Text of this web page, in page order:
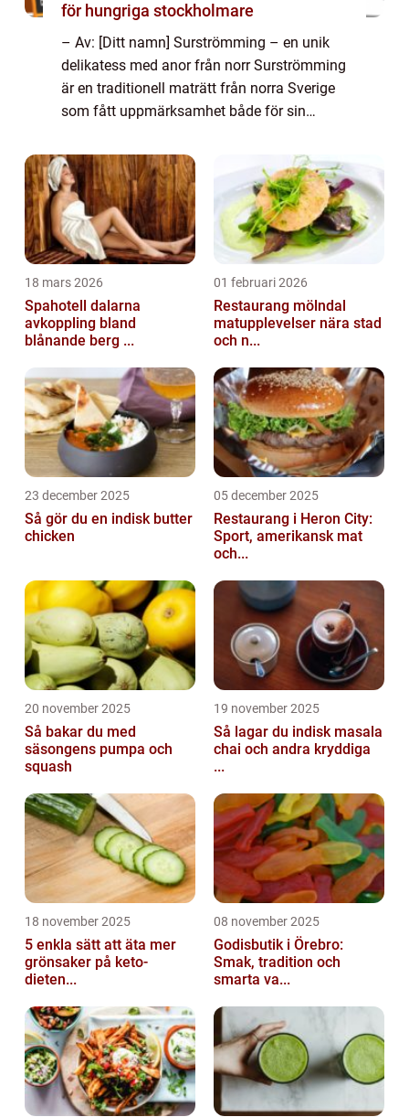
för hungriga stockholmare
– Av: [Ditt namn] Surströmming – en unik
delikatess med anor från norr Surströmming
är en traditionell maträtt från norra Sverige
som fått uppmärksamhet både för sin
konserverad fiskrätt som of...
18 mars 2026
Spahotell dalarna
avkoppling bland
blånande berg ...
01 februari 2026
Restaurang mölndal
matupplevelser nära stad
och n...
23 december 2025
Så gör du en indisk butter
chicken
05 december 2025
Restaurang i Heron City:
Sport, amerikansk mat
och...
20 november 2025
Så bakar du med
säsongens pumpa och
squash
19 november 2025
Så lagar du indisk masala
chai och andra kryddiga
...
18 november 2025
5 enkla sätt att äta mer
grönsaker på keto-
dieten...
08 november 2025
Godisbutik i Örebro:
Smak, tradition och
smarta va...